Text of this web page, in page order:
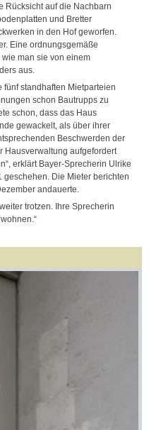
Rücksicht auf die Nachbarn
und Bretter
in den Hof geworfen.
Eine ordnungsgemäße
man sie von einem
aus.
fünf standhaften Mietparteien
schon Bautrupps zu
schon, dass das Haus
gewackelt, als über ihrer
Beschwerden der
Hausverwaltung aufgefordert
erklärt Bayer-Sprecherin Ulrike
geschehen. Die Mieter berichten
andauerte.
trotzen. Ihre Sprecherin